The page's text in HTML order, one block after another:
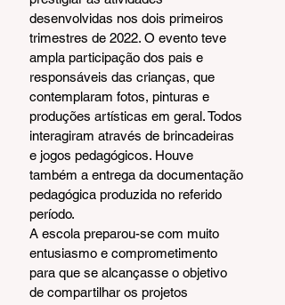
desenvolvidas nos dois primeiros
trimestres de 2022. O evento teve
ampla participação dos pais e
responsáveis das crianças, que
contemplaram fotos, pinturas e
produções artísticas em geral. Todos
interagiram através de brincadeiras
e jogos pedagógicos. Houve
também a entrega da documentação
pedagógica produzida no referido
período.
A escola preparou-se com muito
entusiasmo e comprometimento
para que se alcançasse o objetivo
de compartilhar os projetos